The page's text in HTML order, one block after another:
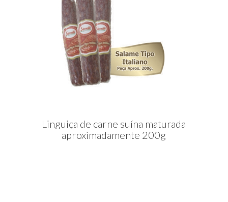
Linguiça de carne suína maturada
aproximadamente 200g